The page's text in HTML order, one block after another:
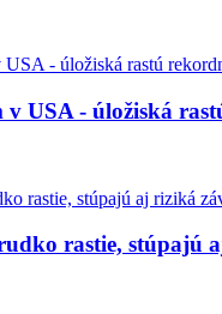
v USA - úložiská
rastie, stúpajú